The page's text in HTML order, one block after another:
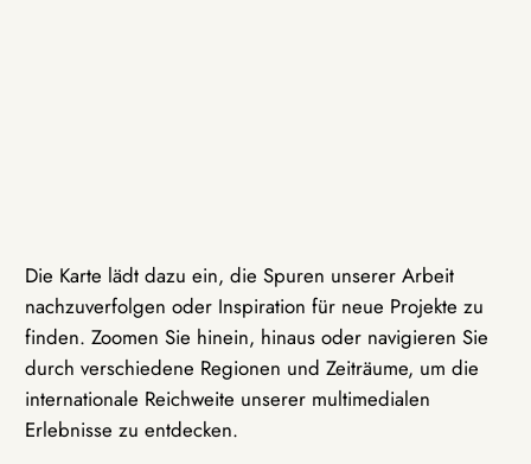
Die Karte lädt dazu ein, die Spuren unserer Arbeit
nachzuverfolgen oder Inspiration für neue Projekte zu
finden. Zoomen Sie hinein, hinaus oder navigieren Sie
durch verschiedene Regionen und Zeiträume, um die
internationale Reichweite unserer multimedialen
Erlebnisse zu entdecken.